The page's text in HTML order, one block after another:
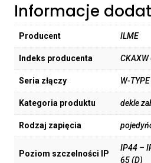
Informacje
Producent ILME
Indeks producenta CKAXW
Seria złączy W-TYPE
Kategoria produktu dekle
Rodzaj zapięcia
Poziom szczelności IP
IP44 –
65 (D)